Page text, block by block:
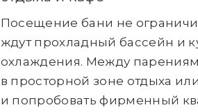
Посещение бани не
ждут прохладный бассейн и
охлаждения. Между
в просторной зоне отдыха
и попробовать фирменный